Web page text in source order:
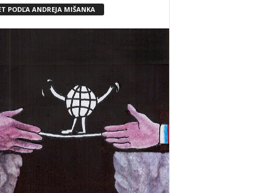
PODĽA ANDREJA MIŠANKA